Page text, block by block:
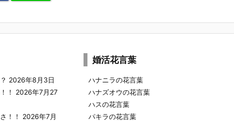
2026年8月3日
！
2026年7月27
！！
2026年7月
婚活花言葉
ハナニラの花言葉
ハナズオウの花言葉
ハスの花言葉
パキラの花言葉